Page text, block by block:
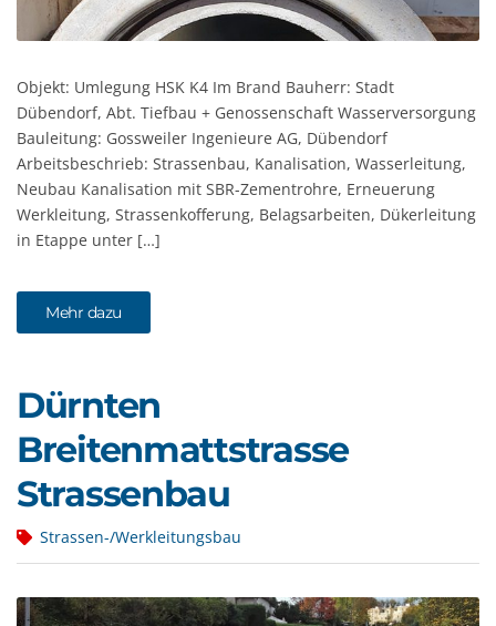
Objekt: Umlegung HSK K4 Im Brand Bauherr: Stadt
Dübendorf, Abt. Tiefbau + Genossenschaft Wasserversorgung
Bauleitung: Gossweiler Ingenieure AG, Dübendorf
Arbeitsbeschrieb: Strassenbau, Kanalisation, Wasserleitung,
Neubau Kanalisation mit SBR-Zementrohre, Erneuerung
Werkleitung, Strassenkofferung, Belagsarbeiten, Dükerleitung
in Etappe unter […]
Mehr dazu
Dürnten
Breitenmattstrasse
Strassenbau
Strassen-/Werkleitungsbau